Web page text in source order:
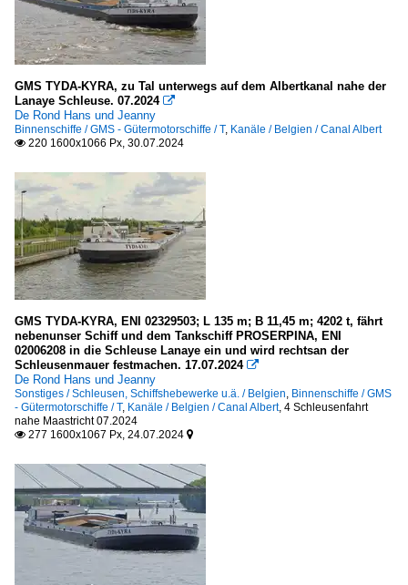
GMS TYDA-KYRA, zu Tal unterwegs auf dem Albertkanal nahe der
Lanaye Schleuse. 07.2024 
De Rond Hans und Jeanny
Binnenschiffe / GMS - Gütermotorschiffe / T, Kanäle / Belgien / Canal Albert
 220 1600x1066 Px, 30.07.2024
GMS TYDA-KYRA, ENI 02329503; L 135 m; B 11,45 m; 4202 t, fährt
nebenunser Schiff und dem Tankschiff PROSERPINA, ENI
02006208 in die Schleuse Lanaye ein und wird rechtsan der
Schleusenmauer festmachen. 17.07.2024 
De Rond Hans und Jeanny
Sonstiges / Schleusen, Schiffshebewerke u.ä. / Belgien, Binnenschiffe / GMS
- Gütermotorschiffe / T, Kanäle / Belgien / Canal Albert, 4 Schleusenfahrt
nahe Maastricht 07.2024
 277 1600x1067 Px, 24.07.2024 